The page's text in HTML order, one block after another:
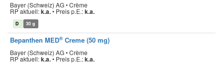
Bayer (Schweiz) AG • Crème
RP aktuell:k.a.• Preis p.E.:k.a.
D 30 g
Bepanthen MED® Creme (50 mg)
Bayer (Schweiz) AG • Crème
RP aktuell:k.a.• Preis p.E.:k.a.